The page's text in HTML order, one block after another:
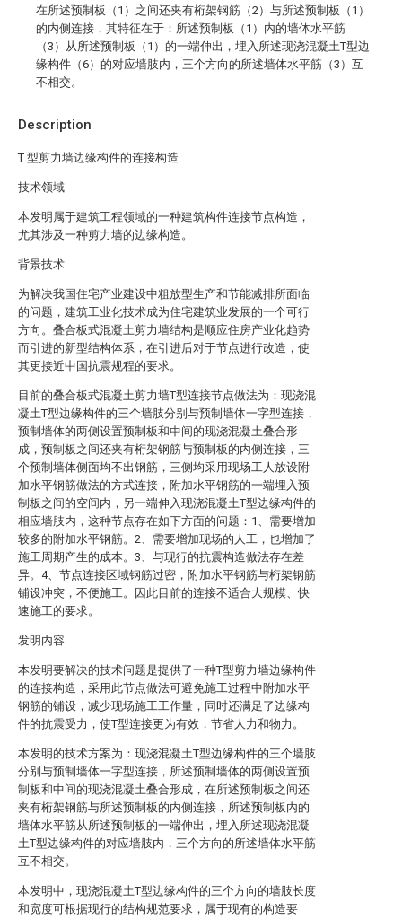
Description
T 型剪力墙边缘构件的连接构造
技术领域
本发明属于建筑工程领域的一种建筑构件连接节点构造，
尤其涉及一种剪力墙的边缘构造。
背景技术
为解决我国住宅产业建设中粗放型生产和节能减排所面临
的问题，建筑工业化技术成为住宅建筑业发展的一个可行
方向。叠合板式混凝土剪力墙结构是顺应住房产业化趋势
而引进的新型结构体系，在引进后对于节点进行改造，使
其更接近中国抗震规程的要求。
目前的叠合板式混凝土剪力墙T型连接节点做法为：现浇混
凝土T型边缘构件的三个墙肢分别与预制墙体一字型连接，
预制墙体的两侧设置预制板和中间的现浇混凝土叠合形
成，预制板之间还夹有桁架钢筋与预制板的内侧连接，三
个预制墙体侧面均不出钢筋，三侧均采用现场工人放设附
加水平钢筋做法的方式连接，附加水平钢筋的一端埋入预
制板之间的空间内，另一端伸入现浇混凝土T型边缘构件的
相应墙肢内，这种节点存在如下方面的问题：1、需要增加
较多的附加水平钢筋。2、需要增加现场的人工，也增加了
施工周期产生的成本。3、与现行的抗震构造做法存在差
异。4、节点连接区域钢筋过密，附加水平钢筋与桁架钢筋
铺设冲突，不便施工。因此目前的连接不适合大规模、快
速施工的要求。
发明内容
本发明要解决的技术问题是提供了一种T型剪力墙边缘构件
的连接构造，采用此节点做法可避免施工过程中附加水平
钢筋的铺设，减少现场施工工作量，同时还满足了边缘构
件的抗震受力，使T型连接更为有效，节省人力和物力。
本发明的技术方案为：现浇混凝土T型边缘构件的三个墙肢
分别与预制墙体一字型连接，所述预制墙体的两侧设置预
制板和中间的现浇混凝土叠合形成，在所述预制板之间还
夹有桁架钢筋与所述预制板的内侧连接，所述预制板内的
墙体水平筋从所述预制板的一端伸出，埋入所述现浇混凝
土T型边缘构件的对应墙肢内，三个方向的所述墙体水平筋
互不相交。
本发明中，现浇混凝土T型边缘构件的三个方向的墙肢长度
和宽度可根据现行的结构规范要求，属于现有的构造要
在所述预制板（1）之间还夹有桁架钢筋（2）与所述预制板（1）
的内侧连接，其特征在于：所述预制板（1）内的墙体水平筋
（3）从所述预制板（1）的一端伸出，埋入所述现浇混凝土T型边
缘构件（6）的对应墙肢内，三个方向的所述墙体水平筋（3）互
不相交。